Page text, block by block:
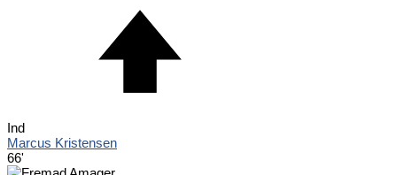
Ind
Marcus Kristensen
66'